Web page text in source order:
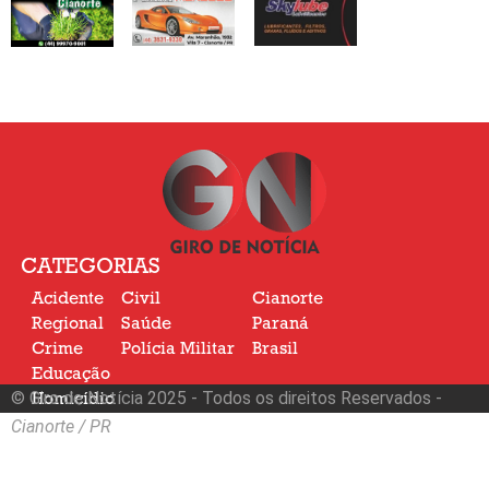
CATEGORIAS
Acidente
Regional
Crime
Civil
Saúde
Polícia Militar
Cianorte
Paraná
Brasil
Educação
Homicídio
Nacional
© Giro de Notícia 2025 - Todos os direitos Reservados -
Cianorte / PR